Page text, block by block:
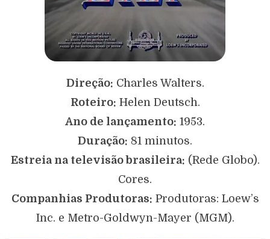
Direção: Charles Walters.
Roteiro: Helen Deutsch.
Ano de lançamento: 1953.
Duração: 81 minutos.
Estreia na televisão brasileira: (Rede Globo).
Cores.
Companhias Produtoras: Produtoras: Loew’s
Inc. e Metro-Goldwyn-Mayer (MGM).